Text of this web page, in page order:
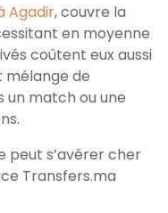
Agadir, couvre la
en moyenne
coûtent eux aussi
mélange de
match ou une
peut s’avérer cher
Transfers.ma